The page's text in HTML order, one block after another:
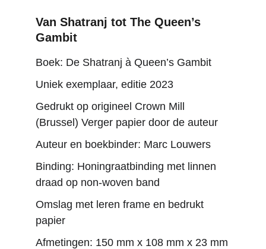
Van Shatranj tot The Queen’s
Gambit
Boek: De Shatranj à Queen’s Gambit
Uniek exemplaar, editie 2023
Gedrukt op origineel Crown Mill
(Brussel) Verger papier door de auteur
Auteur en boekbinder: Marc Louwers
Binding: Honingraatbinding met linnen
draad op non-woven band
Omslag met leren frame en bedrukt
papier
Afmetingen: 150 mm x 108 mm x 23 mm